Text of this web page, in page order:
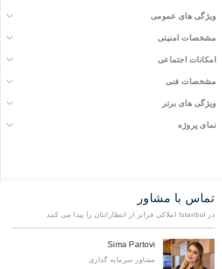
ویژگی های عمومی
مشخصات امنیتی
امکانات اجتماعی
مشخصات فنی
ویژگی های برتر
نمای پروژه
تماس با مشاور
در Istanbul املاکی فراتر از انتظاراتنان را پیدا می کنید
Sima Partovi
مشاور سرمایه گذاری